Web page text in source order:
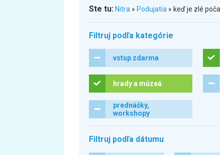
Ste tu: Nitra » Podujatia » keď je zlé
Filtruj podľa kategórie
vstup zdarma
hrady a múzeá
prednášky,
workshopy
Filtruj podľa dátumu